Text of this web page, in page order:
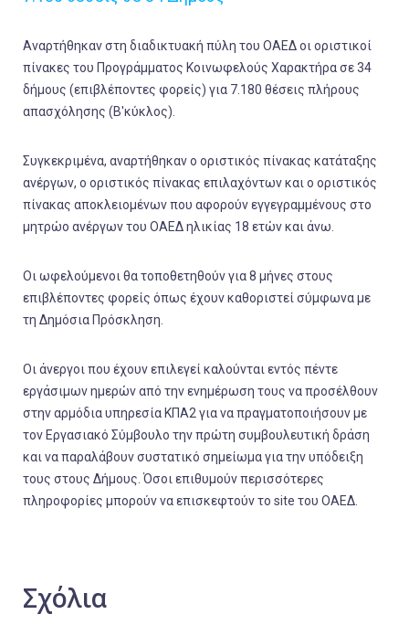
Αναρτήθηκαν στη διαδικτυακή πύλη του ΟΑΕΔ οι οριστικοί
πίνακες του Προγράμματος Κοινωφελούς Χαρακτήρα σε 34
δήμους (επιβλέποντες φορείς) για 7.180 θέσεις πλήρους
απασχόλησης (Β'κύκλος).
Συγκεκριμένα, αναρτήθηκαν ο οριστικός πίνακας κατάταξης
ανέργων, ο οριστικός πίνακας επιλαχόντων και ο οριστικός
πίνακας αποκλειομένων που αφορούν εγγεγραμμένους στο
μητρώο ανέργων του ΟΑΕΔ ηλικίας 18 ετών και άνω.
Οι ωφελούμενοι θα τοποθετηθούν για 8 μήνες στους
επιβλέποντες φορείς όπως έχουν καθοριστεί σύμφωνα με
τη Δημόσια Πρόσκληση.
Οι άνεργοι που έχουν επιλεγεί καλούνται εντός πέντε
εργάσιμων ημερών από την ενημέρωση τους να προσέλθουν
στην αρμόδια υπηρεσία ΚΠΑ2 για να πραγματοποιήσουν με
τον Εργασιακό Σύμβουλο την πρώτη συμβουλευτική δράση
και να παραλάβουν συστατικό σημείωμα για την υπόδειξη
τους στους Δήμους. Όσοι επιθυμούν περισσότερες
πληροφορίες μπορούν να επισκεφτούν το site του ΟΑΕΔ.
Σχόλια